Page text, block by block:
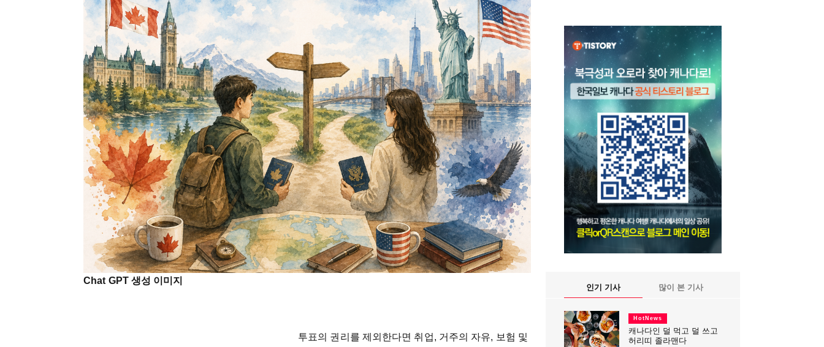
Chat GPT 생성 이미지
투표의 권리를 제외한다면 취업, 거주의 자유, 보험 및
인기 기사 많이 본 기사
HotNews
캐나다인 덜 먹고 덜 쓰고
허리띠 졸라맨다